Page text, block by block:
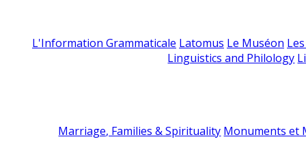
L'Information Grammaticale Latomus Le Muséon
Linguistics and Philology
Marriage, Families & Spirituality Monuments et